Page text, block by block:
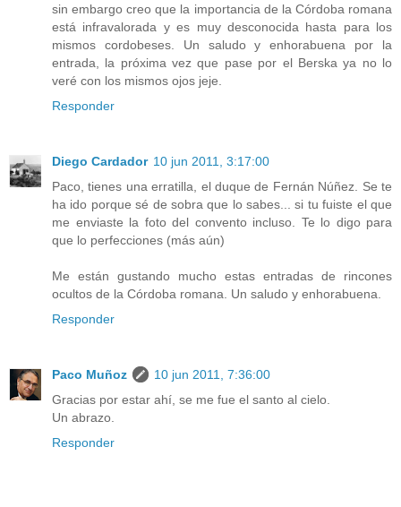
sin embargo creo que la importancia de la Córdoba romana
está infravalorada y es muy desconocida hasta para los
mismos cordobeses. Un saludo y enhorabuena por la
entrada, la próxima vez que pase por el Berska ya no lo
veré con los mismos ojos jeje.
Responder
Diego Cardador 10 jun 2011, 3:17:00
Paco, tienes una erratilla, el duque de Fernán Núñez. Se te
ha ido porque sé de sobra que lo sabes... si tu fuiste el que
me enviaste la foto del convento incluso. Te lo digo para
que lo perfecciones (más aún)
Me están gustando mucho estas entradas de rincones
ocultos de la Córdoba romana. Un saludo y enhorabuena.
Responder
Paco Muñoz
10 jun 2011, 7:36:00
Gracias por estar ahí, se me fue el santo al cielo.
Un abrazo.
Responder